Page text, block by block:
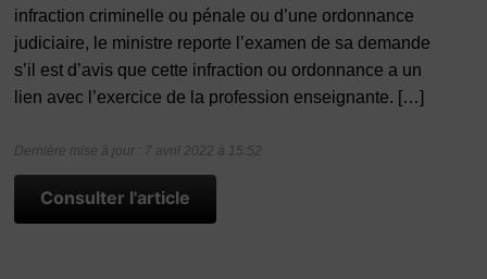
infraction criminelle ou pénale ou d’une ordonnance
judiciaire, le ministre reporte l’examen de sa demande
s’il est d’avis que cette infraction ou ordonnance a un
lien avec l’exercice de la profession enseignante. […]
Dernière mise à jour : 7 avril 2022 à 15:52
Consulter l'article